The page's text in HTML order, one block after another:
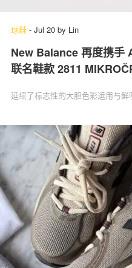
球鞋 - Jul 20 by Lin
New Balance 再度携
联名鞋款 2811
延续了标志性的大胆色彩运用与鲜